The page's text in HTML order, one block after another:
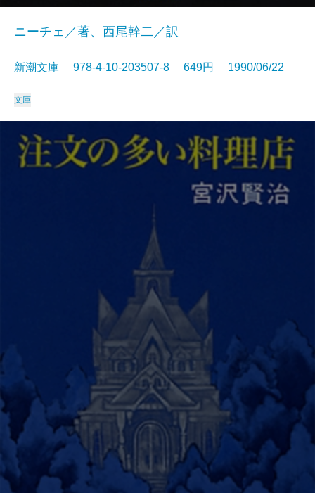
ニーチェ／著、西尾幹二／訳
新潮文庫 978-4-10-203507-8 649円 1990/06/22
文庫